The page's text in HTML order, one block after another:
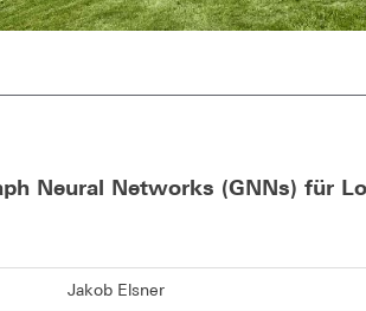
Neural Networks (GNNs) für
Jakob Elsner